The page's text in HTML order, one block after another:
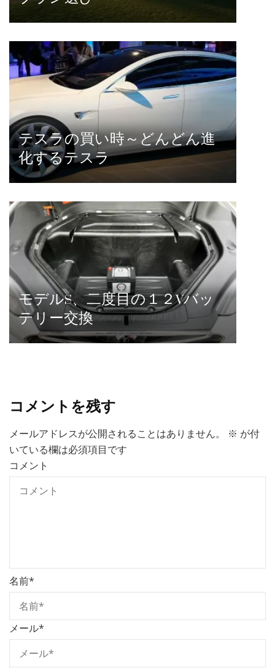
テスラの買い時～どんどん進
化するテスラ
モデルS、二度目の１２Vバッ
テリー交換
コメントを残す
メールアドレスが公開されることはありません。 ※ が付
いている欄は必須項目です
コメント
名前*
メール*